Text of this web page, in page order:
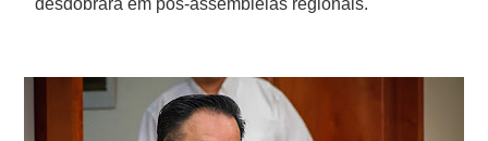
desdobrará em pós-assembleias regionais.